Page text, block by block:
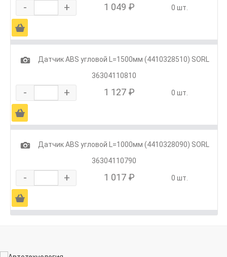
- + 1 049 ₽ 0 шт.
Ä
1
Датчик ABS угловой L=1500мм (4410328510) SORL
36304110810
- + 1 127 ₽ 0 шт.
Ä
1
Датчик ABS угловой L=1000мм (4410328090) SORL
36304110790
- + 1 017 ₽ 0 шт.
Ä